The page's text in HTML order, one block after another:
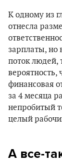
К одному из
отнесла
зарплаты, но
поток людей,
финансовая
за 4 месяца
непробитый
целый
А все-